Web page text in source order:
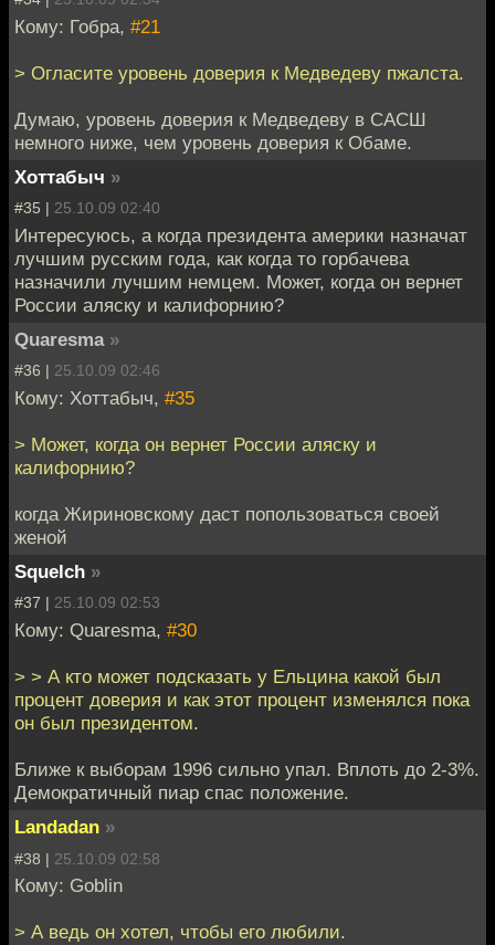
Кому: Гобра, #21
> Огласите уровень доверия к Медведеву пжалста.
Думаю, уровень доверия к Медведеву в САСШ
немного ниже, чем уровень доверия к Обаме.
Хоттабыч »
#35 | 25.10.09 02:40
Интересуюсь, а когда президента америки назначат
лучшим русским года, как когда то горбачева
назначили лучшим немцем. Может, когда он вернет
России аляску и калифорнию?
Quaresma »
#36 | 25.10.09 02:46
Кому: Хоттабыч, #35
> Может, когда он вернет России аляску и
калифорнию?
когда Жириновскому даст попользоваться своей
женой
Squelch »
#37 | 25.10.09 02:53
Кому: Quaresma, #30
> > А кто может подсказать у Ельцина какой был
процент доверия и как этот процент изменялся пока
он был президентом.
Ближе к выборам 1996 сильно упал. Вплоть до 2-3%.
Демократичный пиар спас положение.
Landadan »
#38 | 25.10.09 02:58
Кому: Goblin
> А ведь он хотел, чтобы его любили.